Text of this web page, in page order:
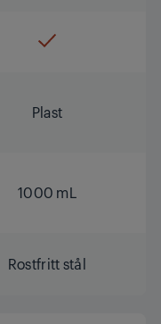
Plast
1000 mL
Rostfritt stål